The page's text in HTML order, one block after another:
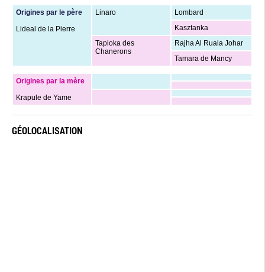
Origines par le père
Lideal de la Pierre
Linaro
Lombard
Kasztanka
Tapioka des
Chanerons
Rajha Al Ruala Johar
Tamara de Mancy
Origines par la mère
Krapule de Yame
GÉOLOCALISATION